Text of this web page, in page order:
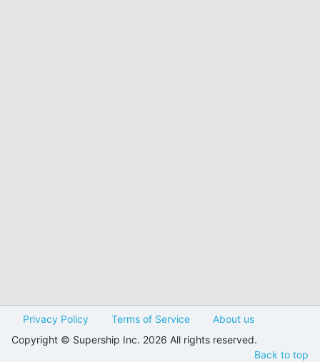
Privacy Policy Terms of Service
About us
Copyright © Supership Inc. 2026 All rights reserved.
Back to top